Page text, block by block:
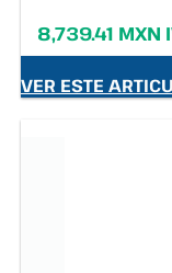
8,739.41 MXN
VER ESTE